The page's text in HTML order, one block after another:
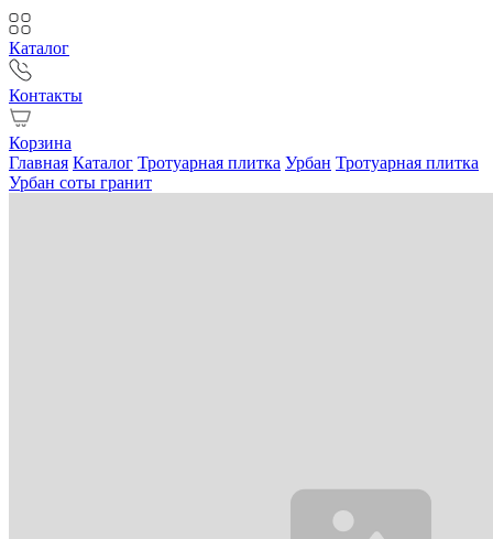
Каталог
Контакты
Корзина
Главная Каталог Тротуарная плитка Урбан Тротуарная плитка
Урбан соты гранит